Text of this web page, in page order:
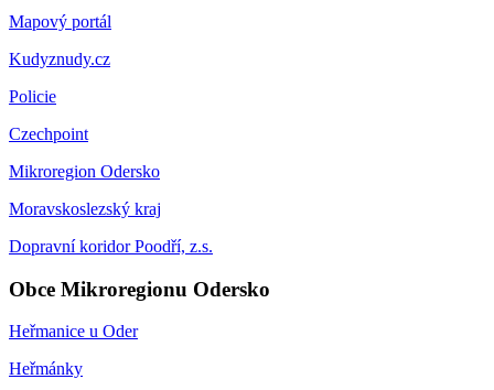
Mapový portál
Kudyznudy.cz
Policie
Czechpoint
Mikroregion Odersko
Moravskoslezský kraj
Dopravní koridor Poodří, z.s.
Obce Mikroregionu Odersko
Heřmanice u Oder
Heřmánky